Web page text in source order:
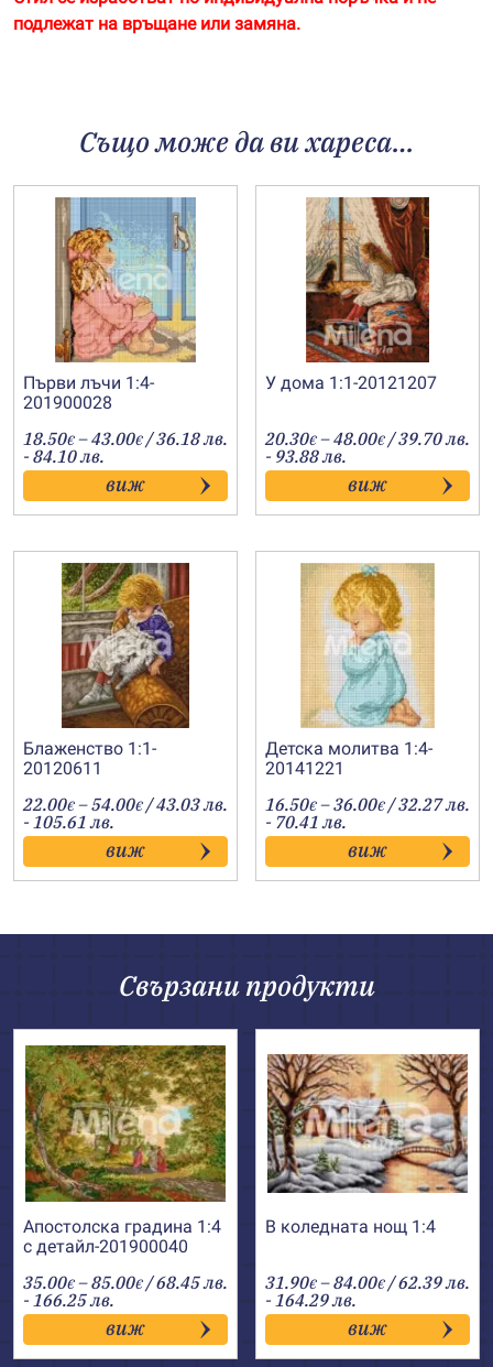
подлежат на връщане или замяна.
Също може да ви хареса…
Първи лъчи 1:4-
201900028
18.50€ –43.00€Price
range:
18.50€
through
43.00€
/ 36.18 лв.
- 84.10 лв.
виж
У дома 1:1-20121207
20.30€ –48.00€Price
range:
20.30€
through
48.00€
/ 39.70 лв.
- 93.88 лв.
виж
Блаженство 1:1-
20120611
22.00€ –54.00€Price
range:
22.00€
through
54.00€
/ 43.03 лв.
- 105.61 лв.
виж
Детска молитва 1:4-
20141221
16.50€ –36.00€Price
range:
16.50€
through
36.00€
/ 32.27 лв.
- 70.41 лв.
виж
Свързани продукти
Апостолска градина 1:4
с детайл-201900040
35.00€ –85.00€Price
range:
35.00€
through
85.00€
/ 68.45 лв.
- 166.25 лв.
виж
В коледната нощ 1:4
31.90€ –84.00€Price
range:
31.90€
through
84.00€
/ 62.39 лв.
- 164.29 лв.
виж